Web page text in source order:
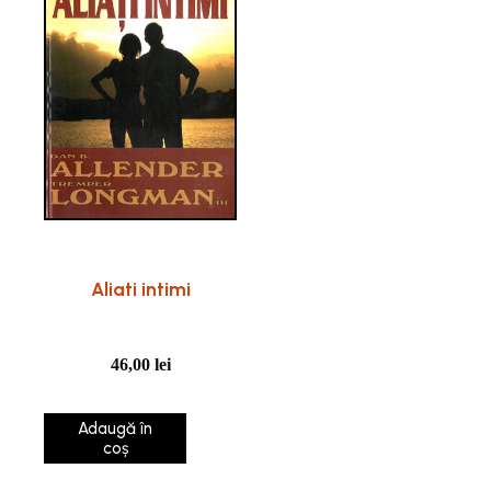
Aliati intimi
46,00 lei
Adaugă în
coș